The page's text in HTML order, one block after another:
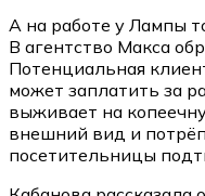
А на работе у Лампы
В агентство Макса
Потенциальная
может заплатить за
выживает на
внешний вид и
посетительницы